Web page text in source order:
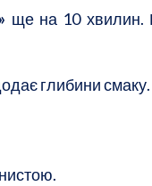
ще на 10 хвилин.
глибини смаку.